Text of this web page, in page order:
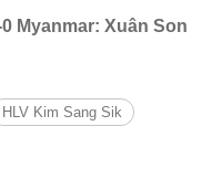
Myanmar: Xuân Son
HLV Kim Sang Sik